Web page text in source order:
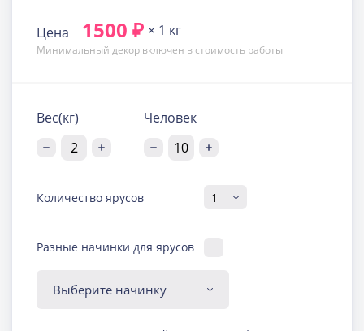
Цена 1500 ₽ × 1 кг
Минимальный декор включен в стоимость работы
Вес(кг) Человек
Количество ярусов
Разные начинки для ярусов